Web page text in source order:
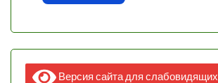
Версия сайта для слабовидящих